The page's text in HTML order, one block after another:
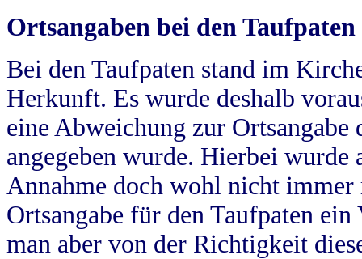
Ortsangaben bei den Taufpaten
Bei den Taufpaten stand im
Herkunft. Es wurde deshalb
eine Abweichung zur
angegeben wurde. Hierbei wurde
Annahme doch wohl nicht
Ortsangabe für den Taufpaten
man aber von der Richtigkeit